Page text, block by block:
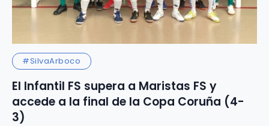
#SilvaArboco
El Infantil FS supera a Maristas FS y
accede a la final de la Copa Coruña (4-
3)